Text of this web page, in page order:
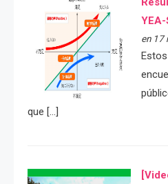
YEA-
en 17
que […]